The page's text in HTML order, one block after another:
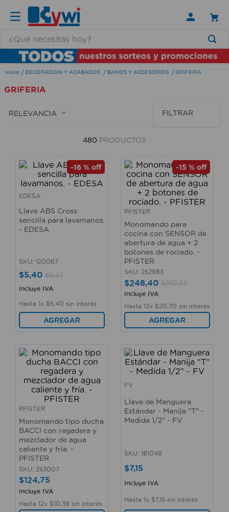
DECORACION Y ACABADOS BANOS Y ACCESORIOS GRIFERIA
GRIFERIA
RELEVANCIA FILTRAR
480 PRODUCTOS
-16 % off
EDESA
Llave ABS Cross
sencilla para lavamanos.
- EDESA
SKU: 120067
$5,40 $6,43
Incluye IVA
Hasta 1x $5 40 sin interés
AGREGAR
-15 % off
PFISTER
Monomando para
cocina con SENSOR de
abertura de agua + 2
botones de rociado. -
PFISTER
SKU: 252983
$248,40 $292,23
Incluye IVA
Hasta 12x $20 70 sin interés
AGREGAR
PFISTER
Monomando tipo ducha
BACCI con regadera y
mezclador de agua
caliente y fría. -
PFISTER
SKU: 253007
$124,75
Incluye IVA
Hasta 12x $10 39 sin interés
FV
Llave de Manguera
Estándar - Manija "T" -
Medida 1/2" - FV
SKU: 181048
$7,15
Incluye IVA
Hasta 1x $7,15 sin interés
TÉRMINOS MÁS BUSCADOS
1.
lamparas
2.
ducha
3.
silla
escritorio
aspiradora
taladro
cerradura